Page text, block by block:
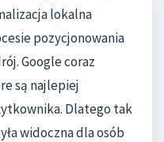
lokalna
pozycjonowania
Google coraz
są najlepiej
Dlatego tak
widoczna dla osób